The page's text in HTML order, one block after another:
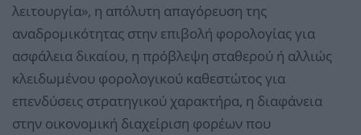
λειτουργία», η απόλυτη απαγόρευση της
αναδρομικότητας στην επιβολή φορολογίας για
ασφάλεια δικαίου, η πρόβλεψη σταθερού ή αλλιώς
κλειδωμένου φορολογικού καθεστώτος για
επενδύσεις στρατηγικού χαρακτήρα, η διαφάνεια
στην οικονομική διαχείριση φορέων που